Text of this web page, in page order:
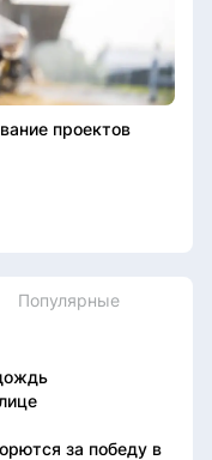
проектов
Популярные
за победу в